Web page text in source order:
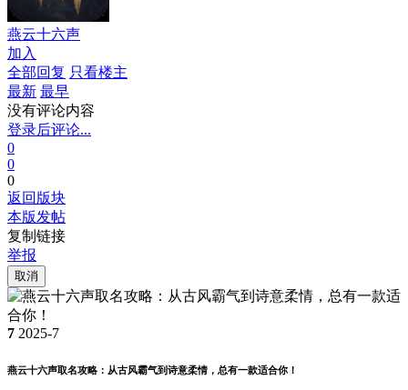
燕云十六声
加入
全部回复 只看楼主
最新 最早
没有评论内容
登录后评论...
0
0
0
返回版块
本版发帖
复制链接
举报
取消
7 2025-7
燕云十六声取名攻略：从古风霸气到诗意柔情，总有一款适合你！